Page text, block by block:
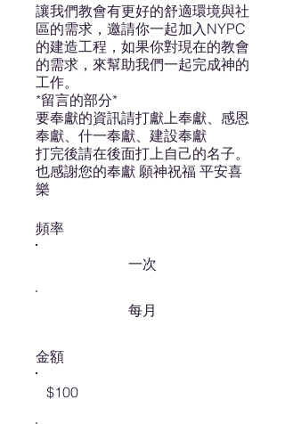
​讓我們教會有更好的舒適環境與社
區的需求，邀請你一起加入NYPC
的建造工程，如果你對現在的教會
的需求，來幫助我們一起完成神的
工作。
*留言的部分*
要奉獻的資訊請打獻上奉獻、感恩
奉獻、什一奉獻、建設奉獻
打完後請在後面打上自己的名子。
​也感謝您的奉獻 願神祝福 平安喜
樂
頻率
一次
每月
金額
$100